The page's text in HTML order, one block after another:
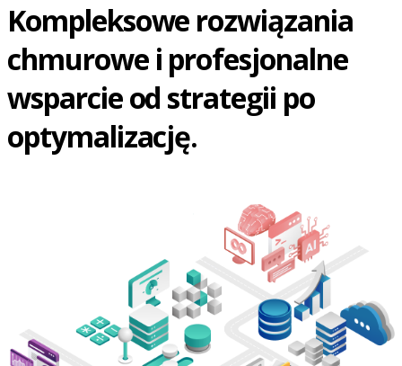
Kompleksowe rozwiązania
chmurowe i profesjonalne
wsparcie od strategii po
optymalizację.